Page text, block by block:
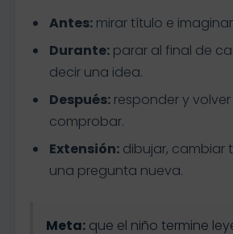
Antes:mirar título e
Durante:parar al final de
decir una idea.
Después:responder y
comprobar.
Extensión:dibujar, cambiar
una pregunta nueva.
Meta: que el niño termine